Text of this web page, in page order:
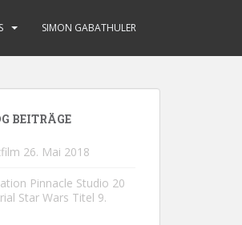
SIMON GABATHULER
BEITRÄGE
26. Mai 2018
Pinnacle Studio 20
Star Wars Titel 9.